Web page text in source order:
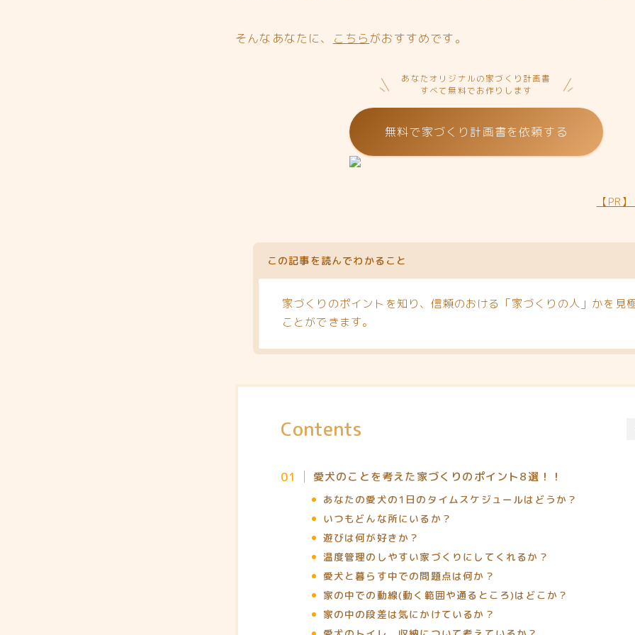
そんなあなたに、 こちら がおすすめです。
あなたオリジナルの家づくり計画書
すべて無料でお作りします
無料で家づくり計画書を依頼する
【PR
この記事を読んでわかること
家づくりのポイントを知り、信頼のおける「家づくりの人」かを見
ことができます。
Contents
愛犬のことを考えた家づくりのポイント8選！！
あなたの愛犬の1日のタイムスケジュールはどうか？
いつもどんな所にいるか？
遊びは何が好きか？
温度管理のしやすい家づくりにしてくれるか？
愛犬と暮らす中での問題点は何か？
家の中での動線(動く範囲や通るところ)はどこか？
家の中の段差は気にかけているか？